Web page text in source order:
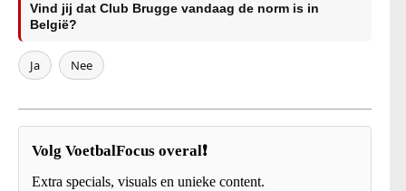
Vind jij dat Club Brugge vandaag de norm is in
België?
Ja Nee
Volg VoetbalFocus overal❗
Extra specials, visuals en unieke content.